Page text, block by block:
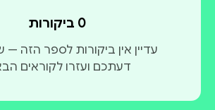
0 ביקורות
עדיין אין ביקורות לספר הזה
דעתכם ועזרו לקוראים